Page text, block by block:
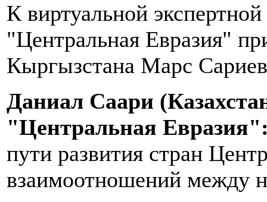
К виртуальной
"Центральная Евразия"
Кыргызстана Марс
Даниал Саари
"Центральная
пути развития стран
взаимоотношений между